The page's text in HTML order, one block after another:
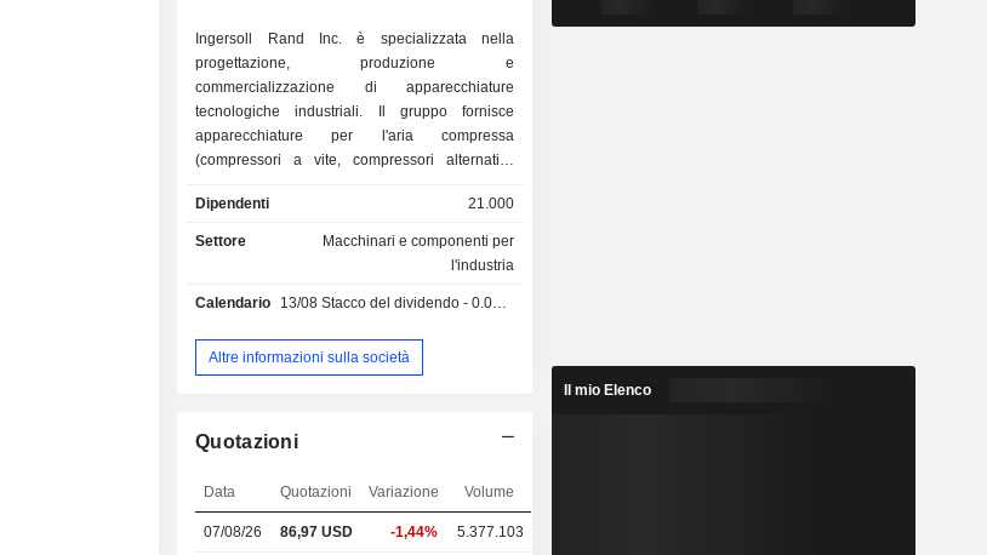
Ingersoll Rand Inc. è specializzata nella
progettazione, produzione e
commercializzazione di apparecchiature
tecnologiche industriali. Il gruppo fornisce
apparecchiature per l'aria compressa
(compressori a vite, compressori alternativi,
d'aria, ecc.), pompe, attrezzature per la
movimentazione, generatori di energia, veicoli
utilitari, golf cart (club car), ecc. I prodotti sono
Denver, CompAir, NASH, Thomas ed Emco
distribuite geograficamente come segue: Stati
Uniti (43%), Americhe (7,5%), Europa/Medio
Dipendenti 21.000
Settore
Macchinari e componenti per
l'industria
Calendario 13/08 Stacco del dividendo - 0.02 USD
Altre informazioni sulla società
Quotazioni
Data Quotazioni Variazione Volume
07/08/26 86,97 USD -1,44% 5.377.103
Il mio Elenco